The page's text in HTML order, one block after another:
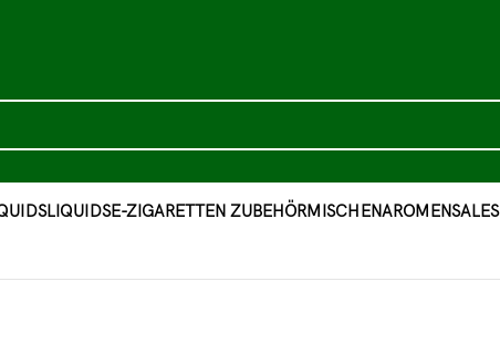
LIQUIDSE-ZIGARETTEN ZUBEHÖRMISCHENAROMENSALES